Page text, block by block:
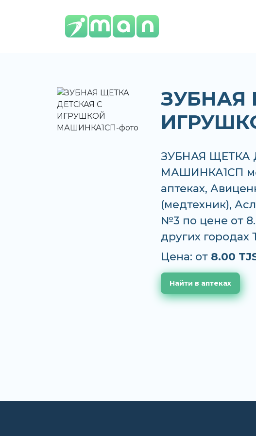
ЗУБНАЯ
ЗУБНАЯ ЩЕТКА
МАШИНКА1СП
аптеках,
(медтехник),
№3 по цене от
других городах
Цена: от 8.00
Найти в аптеках